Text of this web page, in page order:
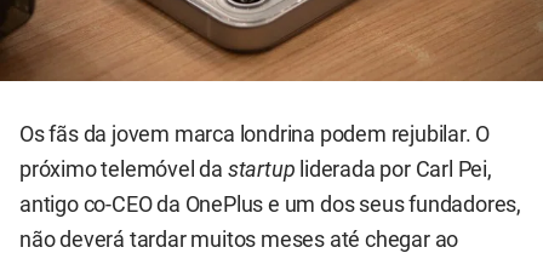
Os fãs da jovem marca londrina podem rejubilar. O
próximo telemóvel da startup liderada por Carl Pei,
antigo co-CEO da OnePlus e um dos seus fundadores,
não deverá tardar muitos meses até chegar ao